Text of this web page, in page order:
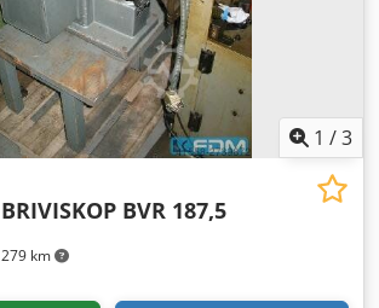
1 /3
279 km
BRIVISKOP BVR 187,5